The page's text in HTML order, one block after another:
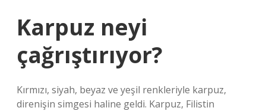
Karpuz neyi
çağrıştırıyor?
Kırmızı, siyah, beyaz ve yeşil renkleriyle karpuz,
direnişin simgesi haline geldi. Karpuz, Filistin